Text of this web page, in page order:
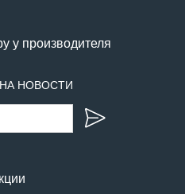
у производителя
НОВОСТИ